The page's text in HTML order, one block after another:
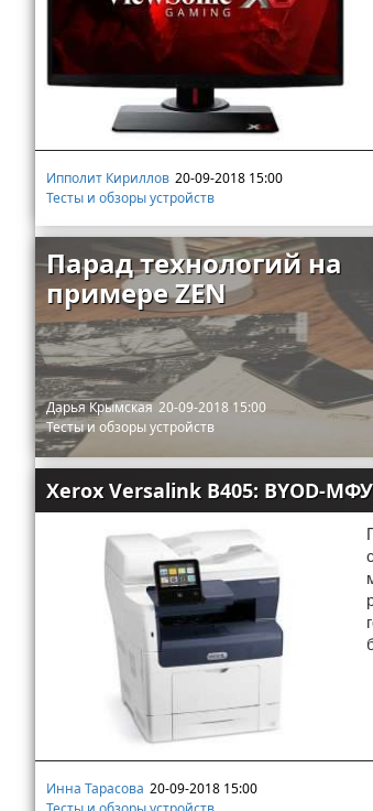
Ипполит Кириллов 20-09-2018 15:00
Тесты и обзоры устройств
Парад технологий на
примере ZEN
Дарья Крымская 20-09-2018 15:00
Тесты и обзоры устройств
Xerox Versalink B405: BYOD-МФУ
Инна Тарасова 20-09-2018 15:00